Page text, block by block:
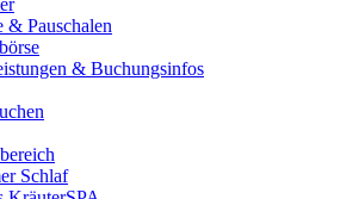
& Pauschalen
& Buchungsinfos
Schlaf